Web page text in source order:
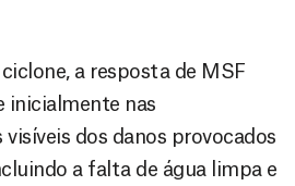
a resposta de MSF
inicialmente nas
visíveis dos danos provocados
a falta de água limpa e